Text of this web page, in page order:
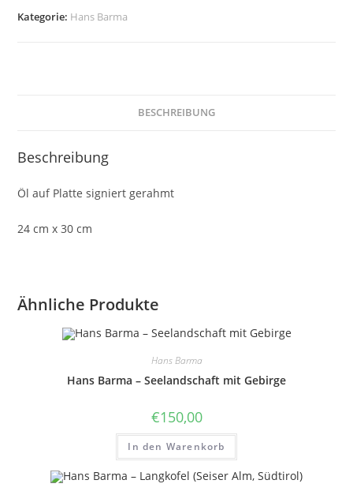
Langkofel
Kategorie: Hans Barma
BESCHREIBUNG
Beschreibung
Öl auf Platte signiert gerahmt
24 cm x 30 cm
Ähnliche Produkte
Hans Barma
Hans Barma – Seelandschaft mit Gebirge
€150,00
In den Warenkorb